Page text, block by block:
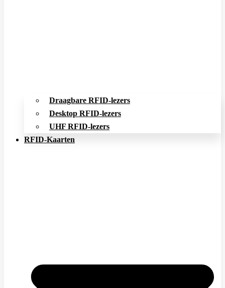
Draagbare RFID-lezers
Desktop RFID-lezers
UHF RFID-lezers
RFID-Kaarten